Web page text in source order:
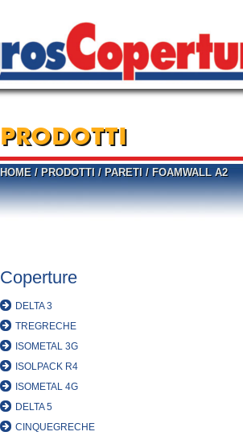
PRODOTTI
HOME / PRODOTTI / PARETI / FOAMWALL A2
Coperture
DELTA 3
TREGRECHE
ISOMETAL 3G
ISOLPACK R4
ISOMETAL 4G
DELTA 5
CINQUEGRECHE